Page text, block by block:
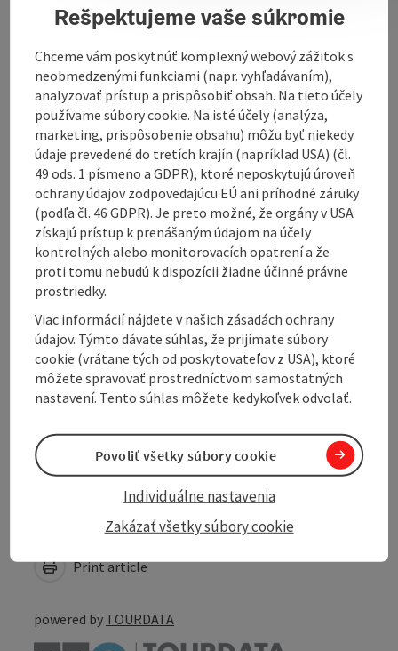
football pitches. There are also various leisure
activities on offer as part of the "Healthy
Community" programme.
The municipal office is open from Monday to Friday
from 8 a.m. to 12 noon and (except Wednesday) also in
the afternoon. The staff are available to answer
questions and provide suggestions to guests and
visitors to St. Willibald. Hiking maps and information
material are also available at ...
Display complete description
Contact
Arrival
Create PDF
Print article
Nearby
powered by TOURDATA
Rešpektujeme vaše súkromie
Chceme vám poskytnúť komplexný webový zážitok s
neobmedzenými funkciami (napr. vyhľadávaním),
analyzovať prístup a prispôsobiť obsah. Na tieto účely
používame súbory cookie. Na isté účely (analýza,
marketing, prispôsobenie obsahu) môžu byť niekedy
údaje prevedené do tretích krajín (napríklad USA) (čl.
49 ods. 1 písmeno a GDPR), ktoré neposkytujú úroveň
ochrany údajov zodpovedajúcu EÚ ani príhodné záruky
(podľa čl. 46 GDPR). Je preto možné, že orgány v USA
získajú prístup k prenášaným údajom na účely
kontrolných alebo monitorovacích opatrení a že
proti tomu nebudú k dispozícii žiadne účinné právne
prostriedky.
Viac informácií nájdete v našich zásadách ochrany
údajov. Týmto dávate súhlas, že prijímate súbory
cookie (vrátane tých od poskytovateľov z USA), ktoré
môžete spravovať prostredníctvom samostatných
nastavení. Tento súhlas môžete kedykoľvek odvolať.
Zakázať všetky súbory cookie
Individuálne nastavenia
Povoliť všetky súbory cookie